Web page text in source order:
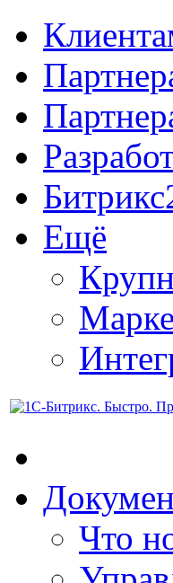
Ещё
Что